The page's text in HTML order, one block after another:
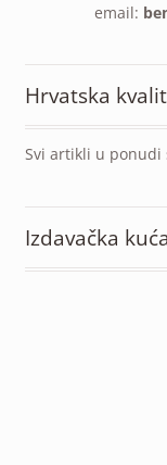
email:
Hrvatska
Svi artikli u ponudi
Izdavačka